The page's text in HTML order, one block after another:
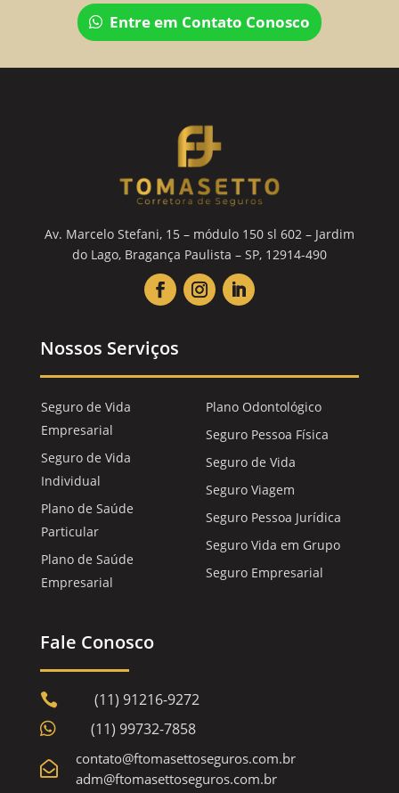
Entre em Contato Conosco
Av. Marcelo Stefani, 15 – módulo 150 sl 602 – Jardim
do Lago, Bragança Paulista – SP, 12914-490
Nossos Serviços
Seguro de Vida
Empresarial
Seguro de Vida
Individual
Plano de Saúde
Particular
Plano de Saúde
Empresarial
Plano Odontológico
Seguro Pessoa Física
Seguro de Vida
Seguro Viagem
Seguro Pessoa Jurídica
Seguro Vida em Grupo
Seguro Empresarial
Fale Conosco
 (11) 91216-9272
 (11) 99732-7858

contato@ftomasettoseguros.com.br
adm@ftomasettoseguros.com.br